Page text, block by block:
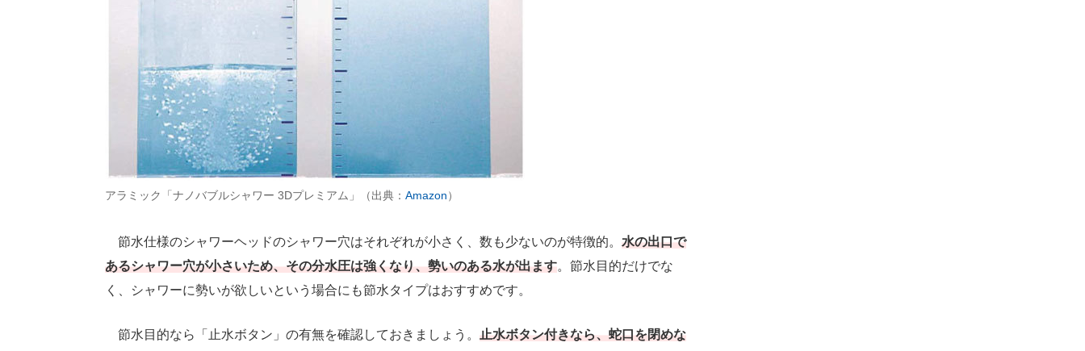
アラミック「ナノバブルシャワー 3Dプレミアム」（出典： Amazon）
節水仕様のシャワーヘッドのシャワー穴はそれぞれが小さく、数も少ないのが特徴的。 水の出口で
あるシャワー穴が小さいため、その分水圧は強くなり、勢いのある水が出ます。節水目的だけでな
く、シャワーに勢いが欲しいという場合にも節水タイプはおすすめです。
節水目的なら「止水ボタン」の有無を確認しておきましょう。 止水ボタン付きなら、蛇口を閉めな